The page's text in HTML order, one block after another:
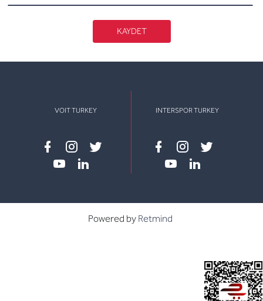
KAYDET
VOIT TURKEY
Facebook
instagram
twitter
INTERSPOR TURKEY
Facebook
instagram
twitter
Powered by Retmind